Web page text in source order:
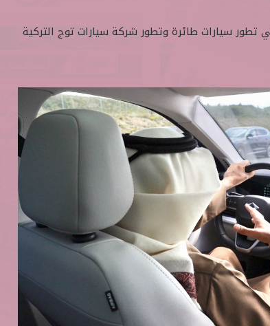
تطور سيارات طائرة وتطور شركة سيارات توج التركية